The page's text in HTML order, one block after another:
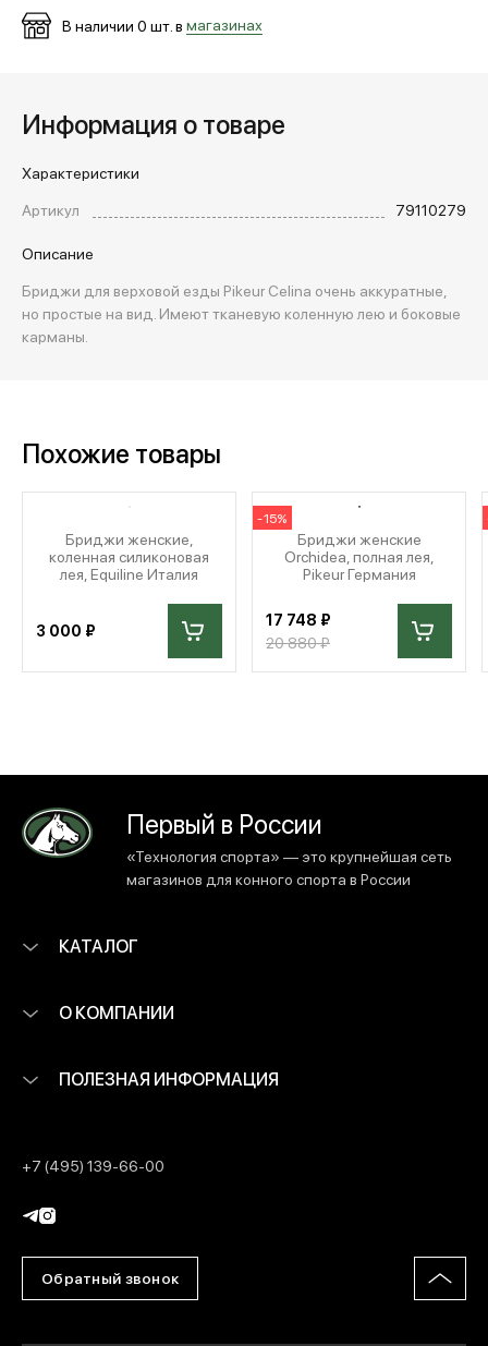
ПОКУПАТЕЛЯМ
обратный звонок
В наличии 0 шт. в магазинах
Информация о товаре
Характеристики
Артикул
79110279
Описание
Бриджи для верховой езды Pikeur Celina очень аккуратные,
но простые на вид. Имеют тканевую коленную лею и боковые
карманы.
Похожие товары
Бриджи женские,
коленная силиконовая
лея, Equiline Италия
3 000 ₽
-15%
Бриджи женские
Orchidea, полная лея,
Pikeur Германия
17 748 ₽
20 880 ₽
Первый в России
«Технология спорта» — это крупнейшая сеть
магазинов для конного спорта в России
КАТАЛОГ
О КОМПАНИИ
ПОЛЕЗНАЯ ИНФОРМАЦИЯ
+7 (495) 139-66-00
Обратный звонок